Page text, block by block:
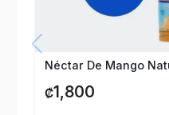
₡1,800